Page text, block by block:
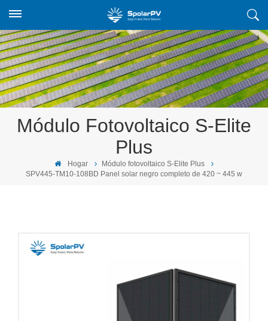
Módulo Fotovoltaico S-Elite
Plus
Hogar
Módulo fotovoltaico S-Elite Plus
SPV445-TM10-108BD Panel solar negro completo de 420 ~ 445 w